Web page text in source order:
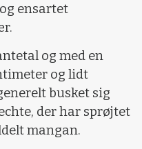
ensartet
og med en
og lidt
busket sig
der har sprøjtet
mangan.